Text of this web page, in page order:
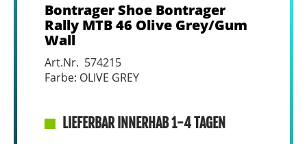
Bontrager Shoe Bontrager
Rally MTB 46 Olive Grey/Gum
Wall
Art.Nr. 574215
Farbe: OLIVE GREY
LIEFERBAR INNERHAB 1-4 TAGEN